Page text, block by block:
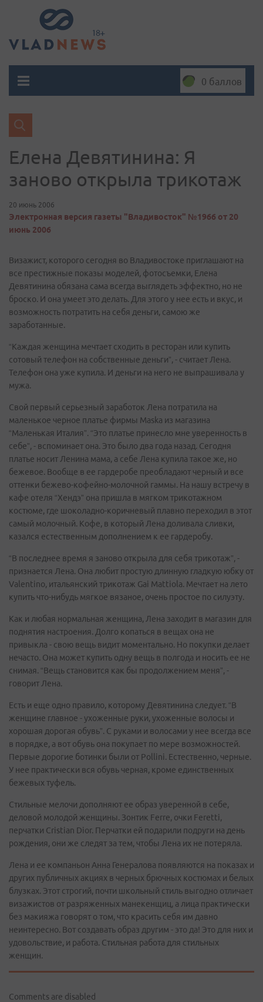
0 баллов
Елена Девятинина: Я
заново открыла трикотаж
20 июнь 2006
Электронная версия газеты "Владивосток" №1966 от 20
июнь 2006
Визажист, которого сегодня во Владивостоке приглашают на
все престижные показы моделей, фотосъемки, Елена
Девятинина обязана сама всегда выглядеть эффектно, но не
броско. И она умеет это делать. Для этого у нее есть и вкус, и
возможность потратить на себя деньги, самою же
заработанные.
“Каждая женщина мечтает сходить в ресторан или купить
сотовый телефон на собственные деньги”, - считает Лена.
Телефон она уже купила. И деньги на него не выпрашивала у
мужа.
Свой первый серьезный заработок Лена потратила на
маленькое черное платье фирмы Maska из магазина
“Маленькая Италия”. “Это платье принесло мне уверенность в
себе”, - вспоминает она. Это было два года назад. Сегодня
платье носит Ленина мама, а себе Лена купила такое же, но
бежевое. Вообще в ее гардеробе преобладают черный и все
оттенки бежево-кофейно-молочной гаммы. На нашу встречу в
кафе отеля “Хендэ” она пришла в мягком трикотажном
костюме, где шоколадно-коричневый плавно переходил в этот
самый молочный. Кофе, в который Лена доливала сливки,
казался естественным дополнением к ее гардеробу.
“В последнее время я заново открыла для себя трикотаж”, -
признается Лена. Она любит простую длинную гладкую юбку от
Valentino, итальянский трикотаж Gai Mattiola. Мечтает на лето
купить что-нибудь мягкое вязаное, очень простое по силуэту.
Как и любая нормальная женщина, Лена заходит в магазин для
поднятия настроения. Долго копаться в вещах она не
привыкла - свою вещь видит моментально. Но покупки делает
нечасто. Она может купить одну вещь в полгода и носить ее не
снимая. “Вещь становится как бы продолжением меня”, -
говорит Лена.
Есть и еще одно правило, которому Девятинина следует. “В
женщине главное - ухоженные руки, ухоженные волосы и
хорошая дорогая обувь”. С руками и волосами у нее всегда все
в порядке, а вот обувь она покупает по мере возможностей.
Первые дорогие ботинки были от Pollini. Естественно, черные.
У нее практически вся обувь черная, кроме единственных
бежевых туфель.
Стильные мелочи дополняют ее образ уверенной в себе,
деловой молодой женщины. Зонтик Ferre, очки Feretti,
перчатки Cristian Dior. Перчатки ей подарили подруги на день
рождения, они же следят за тем, чтобы Лена их не потеряла.
Лена и ее компаньон Анна Генералова появляются на показах и
других публичных акциях в черных брючных костюмах и белых
блузках. Этот строгий, почти школьный стиль выгодно отличает
визажистов от разряженных манекенщиц, а лица практически
без макияжа говорят о том, что красить себя им давно
неинтересно. Вот создавать образ другим - это да! Это для них и
удовольствие, и работа. Стильная работа для стильных
женщин.
Comments are disabled